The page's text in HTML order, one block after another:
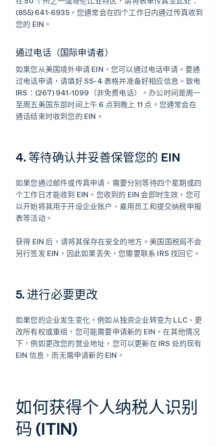
(855) 641-6935。您通常会在四个工作日内通过传真收到
您的 EIN。
通过电话（国际申请者）
如果您从美国境外申请 EIN，您可以通过电话申请。要通
过电话申请，请填好 SS-4 表格并准备好相应信息。致电
IRS：(267) 941-1099（非免费电话）。办公时间是周一
至周五美国东部时间上午 6 点到晚上 11 点。您通常会在
通话结束时收到您的 EIN。
4. 等待确认并妥善保管您的 EIN
如果您通过邮件或传真申请，需要分别等待四个星期或四
个工作日才能收到 EIN。您收到的 EIN 会即时生效，您可
以开始将其用于开设企业账户、雇用员工和提交纳税申报
表等活动。
获得 EIN 后，请将其保存在安全的地方。美国国税局不会
另行签发 EIN，因此如果丢失，您需要联系 IRS 找回它。
5. 进行必要更改
如果您的企业发生变化，例如从独资企业转变为 LLC、更
改所有权或重组，您可能需要申请新的 EIN。在其他情况
下，例如更改您的营业地址，您可以更新在 IRS 处的现有
EIN 信息，而无需申请新的 EIN。
如何获得个人纳税人识别
码 (ITIN)